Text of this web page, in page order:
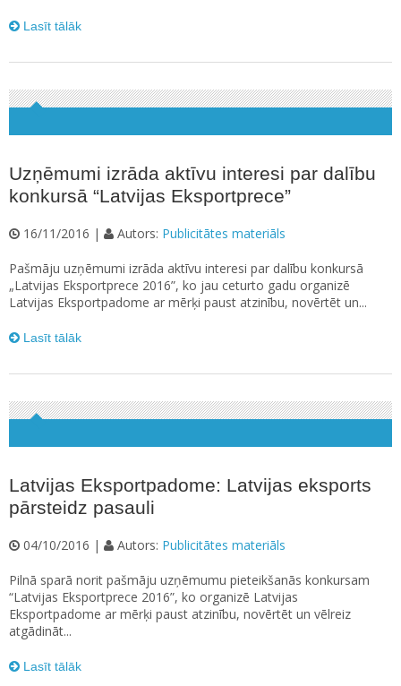
Lasīt tālāk
Uzņēmumi izrāda aktīvu interesi par dalību
konkursā “Latvijas Eksportprece”
16/11/2016 | Autors: Publicitātes materiāls
Pašmāju uzņēmumi izrāda aktīvu interesi par dalību konkursā
„Latvijas Eksportprece 2016”, ko jau ceturto gadu organizē
Latvijas Eksportpadome ar mērķi paust atzinību, novērtēt un...
Lasīt tālāk
Latvijas Eksportpadome: Latvijas eksports
pārsteidz pasauli
04/10/2016 | Autors: Publicitātes materiāls
Pilnā sparā norit pašmāju uzņēmumu pieteikšanās konkursam
“Latvijas Eksportprece 2016”, ko organizē Latvijas
Eksportpadome ar mērķi paust atzinību, novērtēt un vēlreiz
atgādināt...
Lasīt tālāk